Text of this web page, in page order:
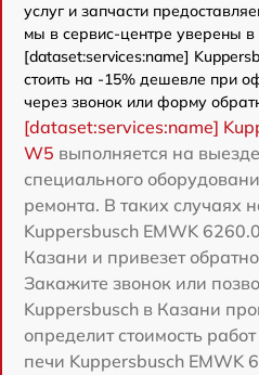
услуг и запчасти
мы в сервис-центре уверены в
[dataset:services:name]
стоить на -15% дешевле при
через звонок или форму
[dataset:services:name]
W5 выполняется на
специального
ремонта. В таких случаях
Kuppersbusch EMWK
Казани и привезет
Закажите звонок или
Kuppersbusch в Казани
определит стоимость
печи Kuppersbusch EMWK